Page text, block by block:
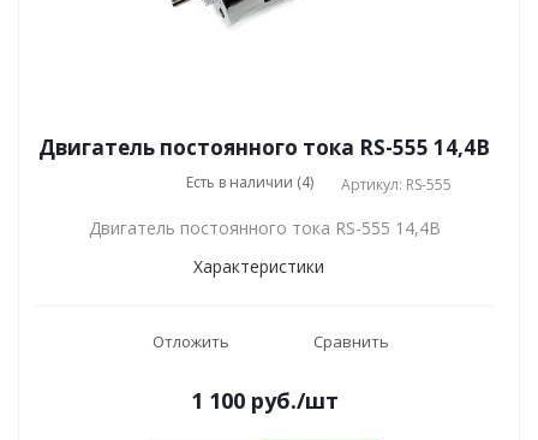
Двигатель постоянного тока RS-555 14,4В
Есть в наличии (4) Артикул: RS-555
Двигатель постоянного тока RS-555 14,4В
Характеристики
Отложить Сравнить
1 100 руб./шт